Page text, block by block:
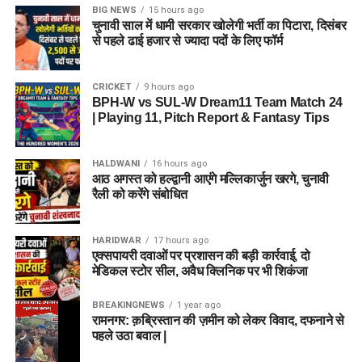
BIG NEWS 15 hours ago
चुनावी साल में धामी सरकार खोलेगी भर्ती का पिटारा, दिसंबर
से पहले ढाई हजार से ज्यादा पदों के लिए फॉर्म
CRICKET 9 hours ago
BPH-W vs SUL-W Dream11 Team Match 24
| Playing 11, Pitch Report & Fantasy Tips
HALDWANI 16 hours ago
आठ अगस्त को हल्द्वानी आएंगे मल्लिकार्जुन खरगे, चुनावी
रैली को करेंगे संबोधित
HARIDWAR 17 hours ago
एक्सपायरी दवाओं पर प्रशासन की बड़ी कार्रवाई, दो
मेडिकल स्टोर सील, अवैध क्लिनिक पर भी शिकंजा
BREAKINGNEWS 1 year ago
रामनगर: क़ब्रिस्तान की ज़मीन को लेकर विवाद, दफनाने से
पहले उठा बवाल |